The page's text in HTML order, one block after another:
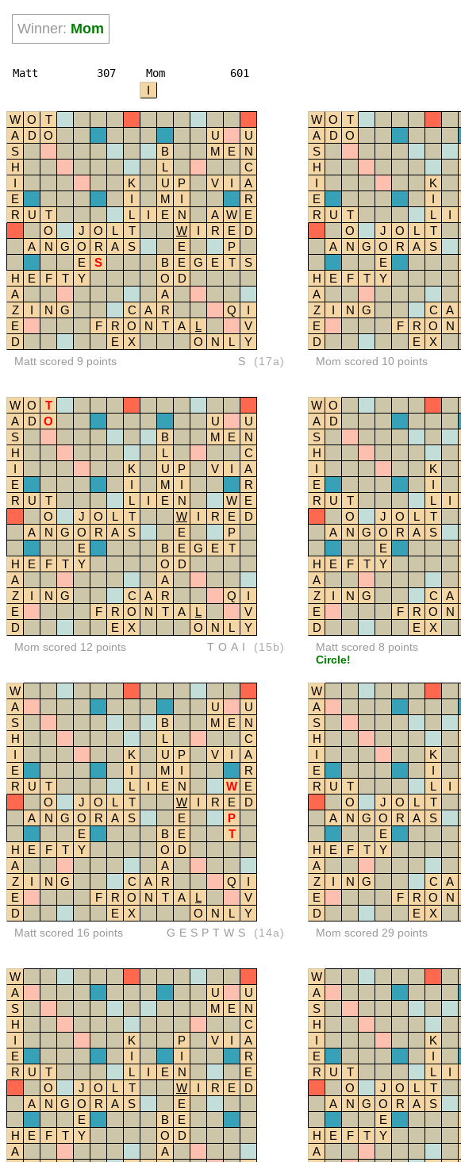
Winner: Mom
Matt 307 Mom 601
I
W O
T
A
D O U
U
S
B M E
N
H
L
C
I
K U P V I
A
E
I M I
R
R
U T L I E N A W E
O
J O L T W I R E
D
A
N G O R A S E
P
E
S B E G E T
S
H
E F T Y O
D
A
A
Z
I N G C A R Q
I
E
F R O N T A L
V
D
E X O N L Y
Matt scored 9 points S (17a)
W O
T
A
D O
S
H
I
K
E
I
R
U T L I
O
J O L T
A
N G O R A S
E
H
E F T Y
A
Z
I N G C A
E
F R O N
D
E X
Mom scored 10 points
W O
T
A
D O U
U
S
B M E
N
H
L
C
I
K U P V I
A
E
I M I
R
R
U T L I E N W E
O
J O L T W I R E
D
A
N G O R A S E
P
E
B E G E
T
H
E F T Y O
D
A
A
Z
I N G C A R Q
I
E
F R O N T A L
V
D
E X O N L Y
Mom scored 12 points TOAI (15b)
W O
A
D
S
H
I
K
E
I
R
U T L I
O
J O L T
A
N G O R A S
E
H
E F T Y
A
Z
I N G C A
E
F R O N
D
E X
Matt scored 8 points
Circle!
W
A
U
U
S
B M E
N
H
L
C
I
K U P V I
A
E
I M I
R
R
U T L I E N W E
O
J O L T W I R E
D
A
N G O R A S E
P
E
B E
T
H
E F T Y O
D
A
A
Z
I N G C A R Q
I
E
F R O N T A L
V
D
E X O N L Y
Matt scored 16 points GESPTWS (14a)
W
A
S
H
I
K
E
I
R
U T L I
O
J O L T
A
N G O R A S
E
H
E F T Y
A
Z
I N G C A
E
F R O N
D
E X
Mom scored 29 points
W
A
U
U
S
M E
N
H
C
I
K P V I
A
E
I I
R
R
U T L I E N
E
O
J O L T W I R E
D
A
N G O R A S
E
E
B
E
H
E F T Y O
D
A
A
W
A
S
H
I
K
E
I
R
U T L I
O
J O L T
A
N G O R A S
E
H
E F T Y
A